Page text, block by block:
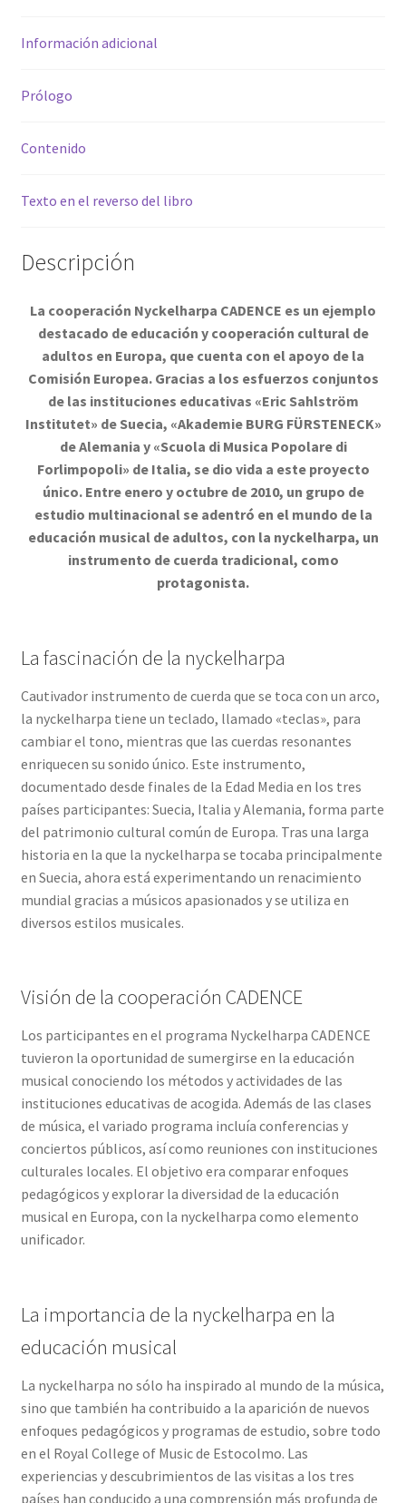
Información adicional
Prólogo
Contenido
Texto en el reverso del libro
Descripción
La cooperación Nyckelharpa CADENCE es un ejemplo
destacado de educación y cooperación cultural de
adultos en Europa, que cuenta con el apoyo de la
Comisión Europea. Gracias a los esfuerzos conjuntos
de las instituciones educativas «Eric Sahlström
Institutet» de Suecia, «Akademie BURG FÜRSTENECK»
de Alemania y «Scuola di Musica Popolare di
Forlimpopoli» de Italia, se dio vida a este proyecto
único. Entre enero y octubre de 2010, un grupo de
estudio multinacional se adentró en el mundo de la
educación musical de adultos, con la nyckelharpa, un
instrumento de cuerda tradicional, como
protagonista.
La fascinación de la nyckelharpa
Cautivador instrumento de cuerda que se toca con un arco,
la nyckelharpa tiene un teclado, llamado «teclas», para
cambiar el tono, mientras que las cuerdas resonantes
enriquecen su sonido único. Este instrumento,
documentado desde finales de la Edad Media en los tres
países participantes: Suecia, Italia y Alemania, forma parte
del patrimonio cultural común de Europa. Tras una larga
historia en la que la nyckelharpa se tocaba principalmente
en Suecia, ahora está experimentando un renacimiento
mundial gracias a músicos apasionados y se utiliza en
diversos estilos musicales.
Visión de la cooperación CADENCE
Los participantes en el programa Nyckelharpa CADENCE
tuvieron la oportunidad de sumergirse en la educación
musical conociendo los métodos y actividades de las
instituciones educativas de acogida. Además de las clases
de música, el variado programa incluía conferencias y
conciertos públicos, así como reuniones con instituciones
culturales locales. El objetivo era comparar enfoques
pedagógicos y explorar la diversidad de la educación
musical en Europa, con la nyckelharpa como elemento
unificador.
La importancia de la nyckelharpa en la
educación musical
La nyckelharpa no sólo ha inspirado al mundo de la música,
sino que también ha contribuido a la aparición de nuevos
enfoques pedagógicos y programas de estudio, sobre todo
en el Royal College of Music de Estocolmo. Las
experiencias y descubrimientos de las visitas a los tres
países han conducido a una comprensión más profunda de